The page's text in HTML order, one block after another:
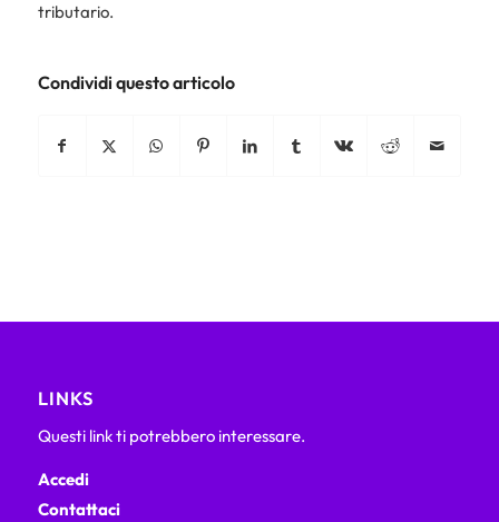
tributario.
Condividi questo articolo
LINKS
Questi link ti potrebbero interessare.
Accedi
Contattaci